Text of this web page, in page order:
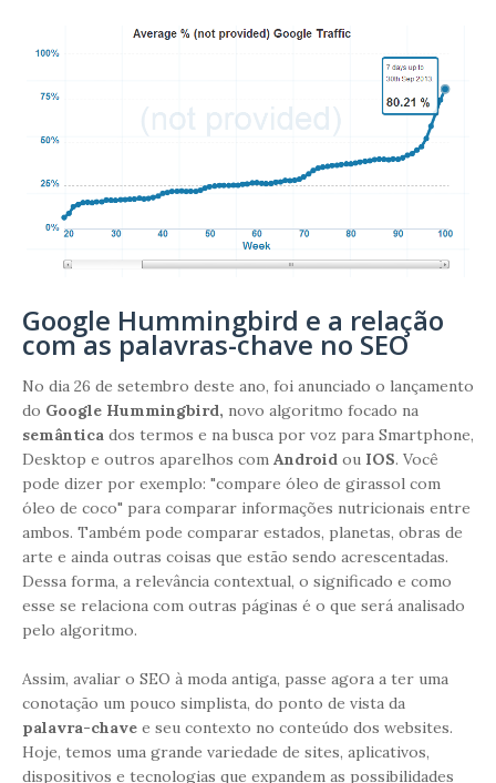
Google Hummingbird e a relação
com as palavras-chave no SEO
No dia 26 de setembro deste ano, foi anunciado o lançamento
do Google Hummingbird, novo algoritmo focado na
semântica dos termos e na busca por voz para Smartphone,
Desktop e outros aparelhos com Android ou IOS. Você
pode dizer por exemplo: "compare óleo de girassol com
óleo de coco" para comparar informações nutricionais entre
ambos. Também pode comparar estados, planetas, obras de
arte e ainda outras coisas que estão sendo acrescentadas.
Dessa forma, a relevância contextual, o significado e como
esse se relaciona com outras páginas é o que será analisado
pelo algoritmo.
Assim, avaliar o SEO à moda antiga, passe agora a ter uma
conotação um pouco simplista, do ponto de vista da
palavra-chave e seu contexto no conteúdo dos websites.
Hoje, temos uma grande variedade de sites, aplicativos,
dispositivos e tecnologias que expandem as possibilidades